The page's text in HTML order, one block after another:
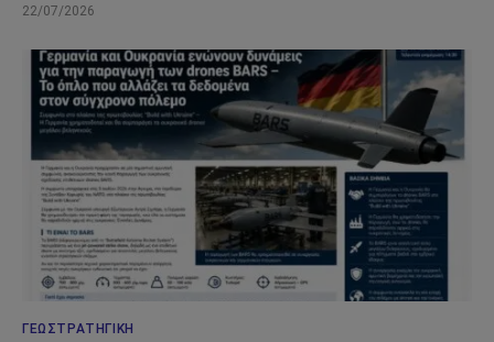
22/07/2026
ΓΕΩΣΤΡΑΤΗΓΙΚΉ